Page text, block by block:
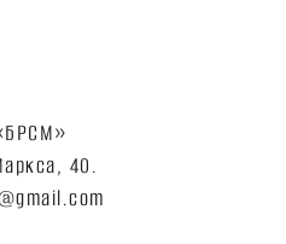
40.